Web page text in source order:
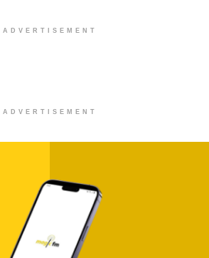
ADVERTISEMENT
ADVERTISEMENT